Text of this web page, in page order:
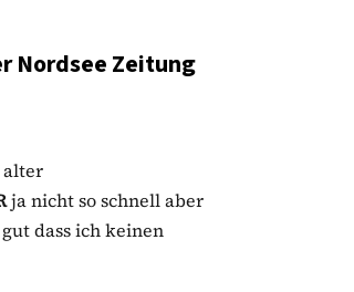
Nordsee Zeitung
alter
ja nicht so schnell aber
dass ich keinen